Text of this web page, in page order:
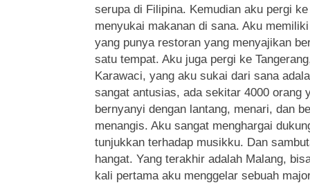
serupa di Filipina. Kemudian aku pergi
menyukai makanan di sana. Aku
yang punya restoran yang menyajikan
satu tempat. Aku juga pergi ke
Karawaci, yang aku sukai dari sana
sangat antusias, ada sekitar 4000 orang
bernyanyi dengan lantang, menari, dan
menangis. Aku sangat menghargai
tunjukkan terhadap musikku. Dan
hangat. Yang terakhir adalah Malang,
kali pertama aku menggelar sebuah